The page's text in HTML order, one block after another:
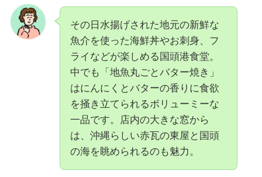
その日水揚げされた地元の新鮮な
魚介を使った海鮮丼やお刺身、フ
ライなどが楽しめる国頭港食堂。
中でも「地魚丸ごとバター焼き」
はにんにくとバターの香りに食欲
を掻き立てられるボリューミーな
一品です。店内の大きな窓から
は、沖縄らしい赤瓦の東屋と国頭
の海を眺められるのも魅力。